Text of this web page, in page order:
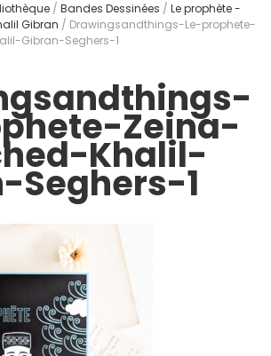
/ Bandes Dessinées / Le prophète -
Gibran / Drawingsandthings-Le-prophete-
Gibran-Seghers-1
Zeina-
Khalil-
Seghers-1